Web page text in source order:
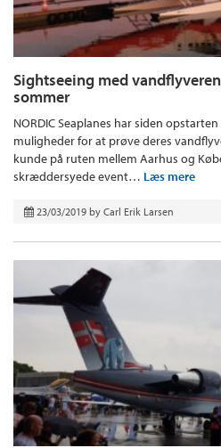
Sightseeing med
sommer
NORDIC Seaplanes har siden
muligheder for at prøve deres
kunde på ruten mellem Aarhus og
skræddersyede event… Læs mere
23/03/2019 by Carl Erik Larsen